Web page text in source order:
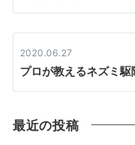
2020.06.27
プロが教えるネズミ
最近の投稿